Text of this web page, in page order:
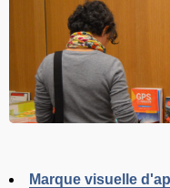
Marque visuelle